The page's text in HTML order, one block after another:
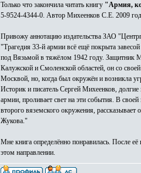
Только что закончила читать книгу "Армия,
5-9524-4344-0. Автор Михеенков С.Е. 2009
Привожу аннотацию издательства ЗАО
"Трагедия 33-й армии всё ещё покрыта
под Вязьмой в тяжёлом 1942 году. Защитник
Калужской и Смоленской областей, он со
Москвой, но, когда был окружён и возникла
Историк и писатель Сергей Михеенков,
армии, проливает свет на эти события. В
второго вяземского окружения,
Жукова."
Мне книга определённо понравилась. После
этом направлении.